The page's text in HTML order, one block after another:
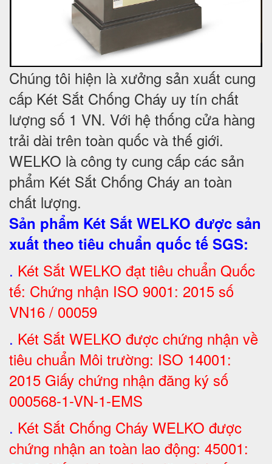
Chúng tôi hiện là xưởng sản xuất cung
cấp Két Sắt Chống Cháy uy tín chất
lượng số 1 VN. Với hệ thống cửa hàng
trải dài trên toàn quốc và thế giới.
WELKO là công ty cung cấp các sản
phẩm Két Sắt Chống Cháy an toàn
chất lượng.
Sản phẩm Két Sắt WELKO được sản
xuất theo tiêu chuẩn quốc tế SGS:
. Két Sắt WELKO đạt tiêu chuẩn Quốc
tế: Chứng nhận ISO 9001: 2015 số
VN16 / 00059
. Két Sắt WELKO được chứng nhận về
tiêu chuẩn Môi trường: ISO 14001:
2015 Giấy chứng nhận đăng ký số
000568-1-VN-1-EMS
. Két Sắt Chống Cháy WELKO được
chứng nhận an toàn lao động: 45001: